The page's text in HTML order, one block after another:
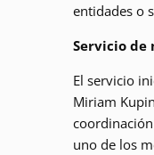
entidades o
Servicio
El servicio
Miriam
uno de los